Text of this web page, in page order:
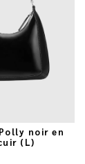
noir en
(L)